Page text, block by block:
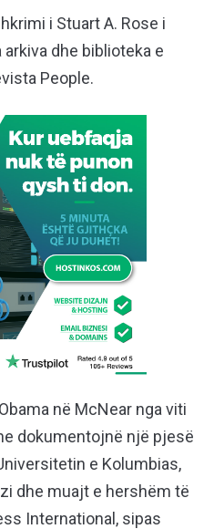
i Stuart A. Rose i
arkiva dhe biblioteka e
People.
në McNear nga viti
dokumentojnë një pjesë
e Kolumbias,
dhe muajt e hershëm të
International, sipas